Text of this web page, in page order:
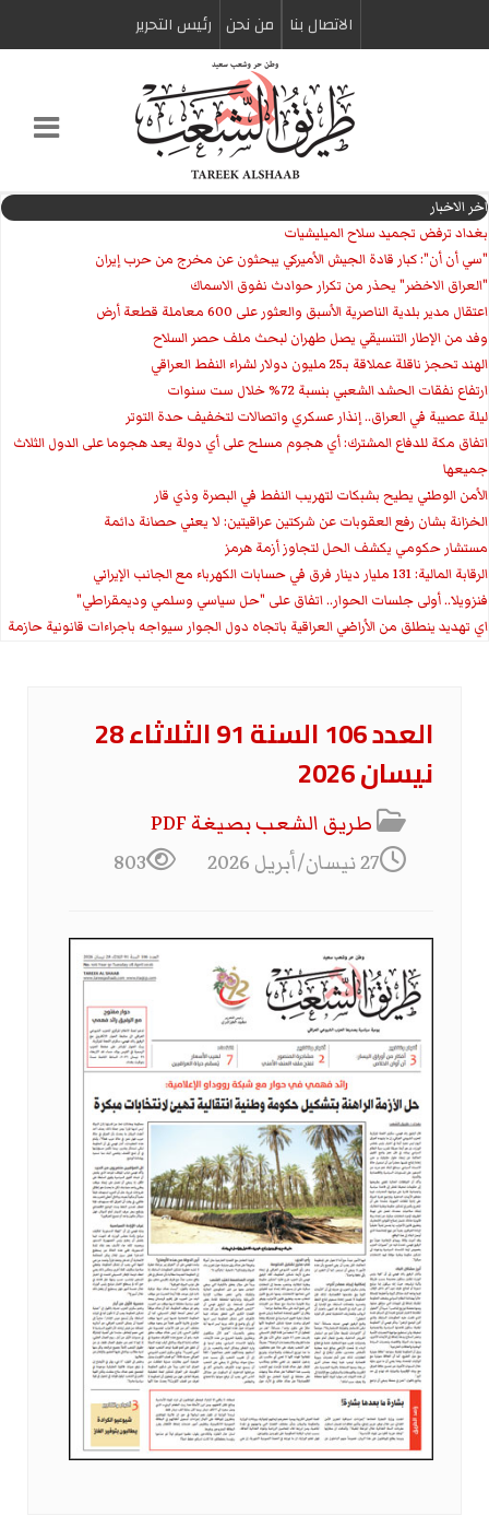
الاتصال بنا من نحن رئیس التحریر
اخر الاخبار
بغداد ترفض تجميد سلاح الميليشيات
"سي أن أن": كبار قادة الجيش الأميركي يبحثون عن مخرج من حرب إيران
"العراق الاخضر" يحذر من تكرار حوادث نفوق الاسماك
اعتقال مدير بلدية الناصرية الأسبق والعثور على 600 معاملة قطعة أرض
وفد من الإطار التنسيقي يصل طهران لبحث ملف حصر السلاح
الهند تحجز ناقلة عملاقة بـ25 مليون دولار لشراء النفط العراقي
ارتفاع نفقات الحشد الشعبي بنسبة 72% خلال ست سنوات
ليلة عصيبة في العراق.. إنذار عسكري واتصالات لتخفيف حدة التوتر
‏اتفاق مكة للدفاع المشترك: أي هجوم مسلح على أي دولة يعد هجوما على الدول الثلاث
جميعها
الأمن الوطني يطيح بشبكات لتهريب النفط في البصرة وذي قار
الخزانة بشان رفع العقوبات عن شركتين عراقيتين: لا يعني حصانة دائمة
مستشار حكومي يكشف الحل لتجاوز أزمة هرمز
الرقابة المالية: 131 مليار دينار فرق في حسابات الكهرباء مع الجانب الإيراني
فنزويلا.. أولى جلسات الحوار.. اتفاق على "حل سياسي وسلمي وديمقراطي"
اي تهديد ينطلق من الأراضي العراقية باتجاه دول الجوار سيواجه باجراءات قانونية حازمة
العدد 106 السنة 91 الثلاثاء 28
نيسان 2026
طريق الشعب بصيغة PDF
27 نيسان/أبريل 2026
803